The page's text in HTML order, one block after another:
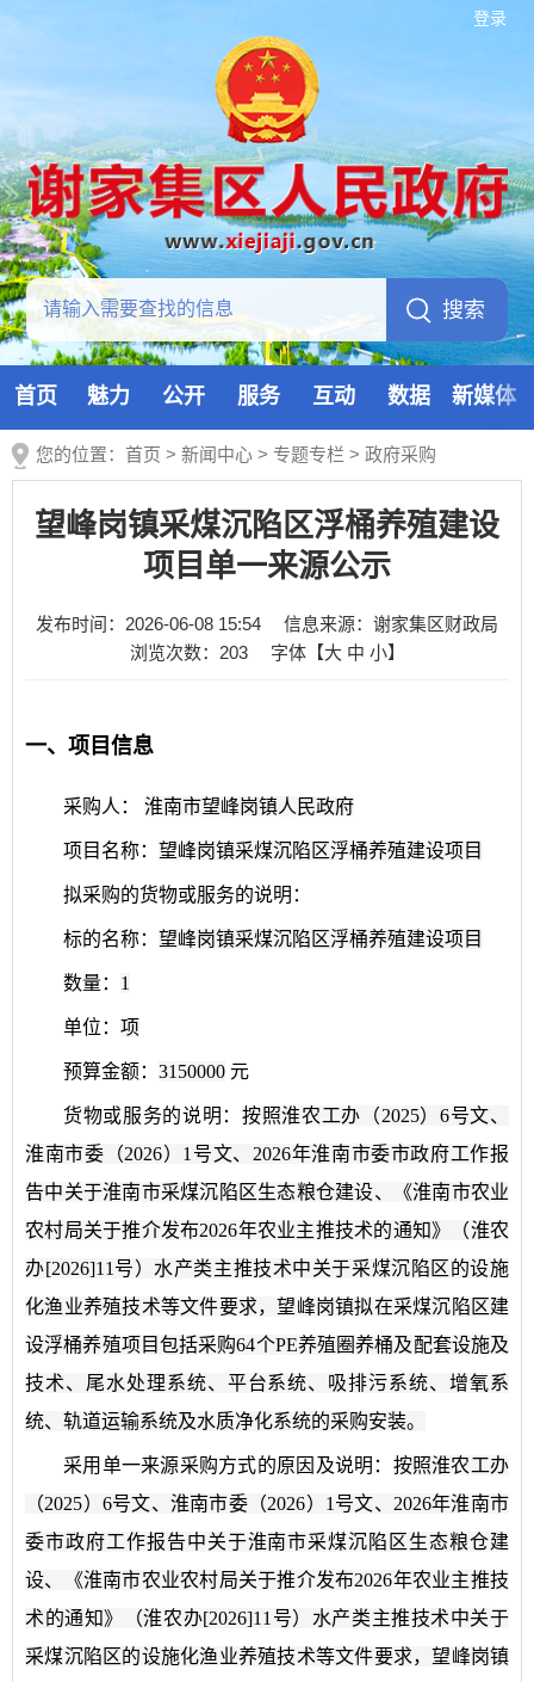
登录
首页 魅力 公开 服务 互动 数据 新媒体
您的位置： 首页 > 新闻中心 > 专题专栏 > 政府采购
望峰岗镇采煤沉陷区浮桶养殖建设
项目单一来源公示
发布时间：2026-06-08 15:54
信息来源：谢家集区财政局
浏览次数： 203 字体【大 中 小】
一、项目信息
采购人： 淮南市望峰岗镇人民政府
项目名称： 望峰岗镇采煤沉陷区浮桶养殖建设项目
拟采购的货物或服务的说明：
标的名称： 望峰岗镇采煤沉陷区浮桶养殖建设项目
数量： 1
单位： 项
预算金额： 3150000 元
货物或服务的说明： 按照淮农工办（2025）6号文、
淮南市委（2026）1号文、2026年淮南市委市政府工作报
告中关于淮南市采煤沉陷区生态粮仓建设、《淮南市农业
农村局关于推介发布2026年农业主推技术的通知》（淮农
办[2026]11号）水产类主推技术中关于采煤沉陷区的设施
化渔业养殖技术等文件要求，望峰岗镇拟在采煤沉陷区建
设浮桶养殖项目包括采购64个PE养殖圈养桶及配套设施及
技术、尾水处理系统、平台系统、吸排污系统、增氧系
统、轨道运输系统及水质净化系统的采购安装。
采用单一来源采购方式的原因及说明： 按照淮农工办
（2025）6号文、淮南市委（2026）1号文、2026年淮南市
委市政府工作报告中关于淮南市采煤沉陷区生态粮仓建
设、《淮南市农业农村局关于推介发布2026年农业主推技
术的通知》（淮农办[2026]11号）水产类主推技术中关于
采煤沉陷区的设施化渔业养殖技术等文件要求，望峰岗镇